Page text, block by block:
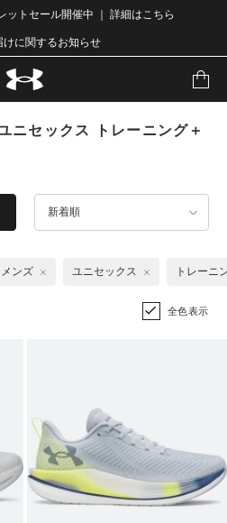
ットセール開催中 ｜ 詳細はこちら
けに関するお知らせ
ニセックス トレーニング＋
新着順
ンズ ユニセックス トレーニ
全色表示